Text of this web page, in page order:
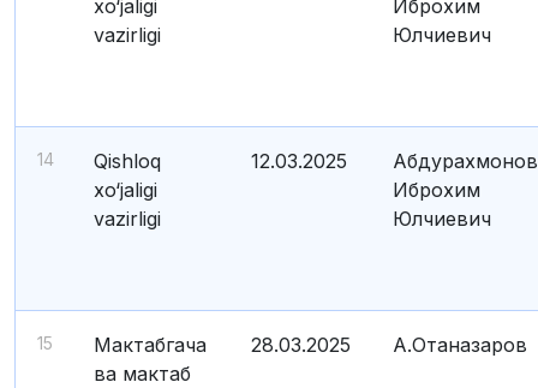
xo‘jaligi
vazirligi
Иброхим
Юлчиевич
14
Qishloq
xo‘jaligi
vazirligi
12.03.2025
Абдурахмонов
Иброхим
Юлчиевич
15
Мактабгача
ва мактаб
28.03.2025 А.Отаназаров